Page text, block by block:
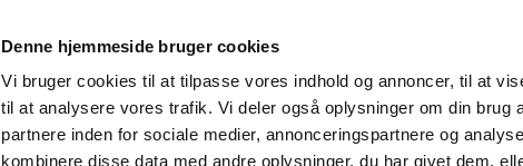
Denne hjemmeside bruger cookies
Vi bruger cookies til at tilpasse vores indhold og annoncer, til at
til at analysere vores trafik. Vi deler også oplysninger om din brug
partnere inden for sociale medier, annonceringspartnere og
kombinere disse data med andre oplysninger, du har givet dem,